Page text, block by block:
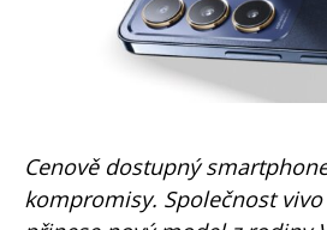
Cenově dostupný
kompromisy. Společnost